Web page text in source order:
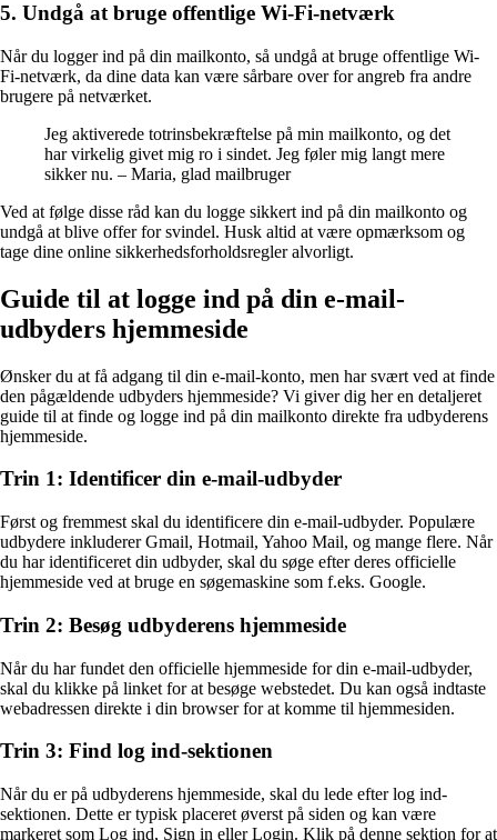
5. Undgå at bruge offentlige Wi-Fi-netværk
Når du logger ind på din mailkonto, så undgå at bruge offentlige Wi-
Fi-netværk, da dine data kan være sårbare over for angreb fra andre
brugere på netværket.
Jeg aktiverede totrinsbekræftelse på min mailkonto, og det
har virkelig givet mig ro i sindet. Jeg føler mig langt mere
sikker nu. – Maria, glad mailbruger
Ved at følge disse råd kan du logge sikkert ind på din mailkonto og
undgå at blive offer for svindel. Husk altid at være opmærksom og
tage dine online sikkerhedsforholdsregler alvorligt.
Guide til at logge ind på din e-mail-
udbyders hjemmeside
Ønsker du at få adgang til din e-mail-konto, men har svært ved at finde
den pågældende udbyders hjemmeside? Vi giver dig her en detaljeret
guide til at finde og logge ind på din mailkonto direkte fra udbyderens
hjemmeside.
Trin 1: Identificer din e-mail-udbyder
Først og fremmest skal du identificere din e-mail-udbyder. Populære
udbydere inkluderer Gmail, Hotmail, Yahoo Mail, og mange flere. Når
du har identificeret din udbyder, skal du søge efter deres officielle
hjemmeside ved at bruge en søgemaskine som f.eks. Google.
Trin 2: Besøg udbyderens hjemmeside
Når du har fundet den officielle hjemmeside for din e-mail-udbyder,
skal du klikke på linket for at besøge webstedet. Du kan også indtaste
webadressen direkte i din browser for at komme til hjemmesiden.
Trin 3: Find log ind-sektionen
Når du er på udbyderens hjemmeside, skal du lede efter log ind-
sektionen. Dette er typisk placeret øverst på siden og kan være
markeret som Log ind, Sign in eller Login. Klik på denne sektion for at